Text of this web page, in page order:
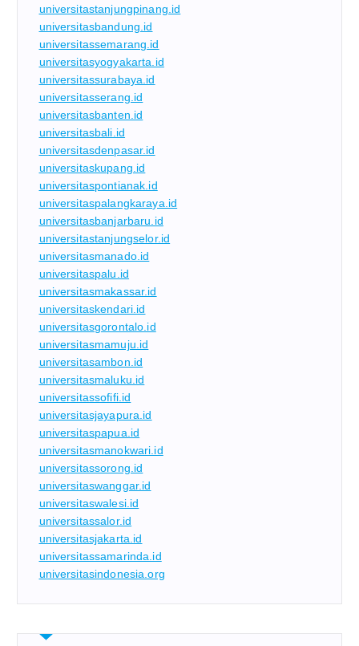
universitastanjungpinang.id
universitasbandung.id
universitassemarang.id
universitasyogyakarta.id
universitassurabaya.id
universitasserang.id
universitasbanten.id
universitasbali.id
universitasdenpasar.id
universitaskupang.id
universitaspontianak.id
universitaspalangkaraya.id
universitasbanjarbaru.id
universitastanjungselor.id
universitasmanado.id
universitaspalu.id
universitasmakassar.id
universitaskendari.id
universitasgorontalo.id
universitasmamuju.id
universitasambon.id
universitasmaluku.id
universitassofifi.id
universitasjayapura.id
universitaspapua.id
universitasmanokwari.id
universitassorong.id
universitaswanggar.id
universitaswalesi.id
universitassalor.id
universitasjakarta.id
universitassamarinda.id
universitasindonesia.org